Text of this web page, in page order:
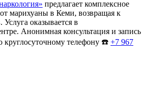
предлагает комплексное
марихуаны в Кеми, возвращая к
оказывается в
Анонимная консультация и запись
круглосуточному телефону ☎️ +7 967